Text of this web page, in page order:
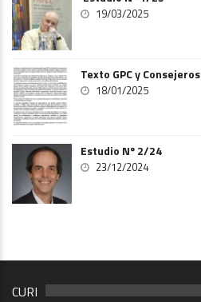
19/03/2025
Texto GPC y Consejeros
18/01/2025
Estudio Nº 2/24
23/12/2024
CURI